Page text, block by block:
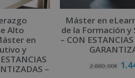
Alto
en
y
–
Máster en
de la Formación y
– CON
2.880,00€